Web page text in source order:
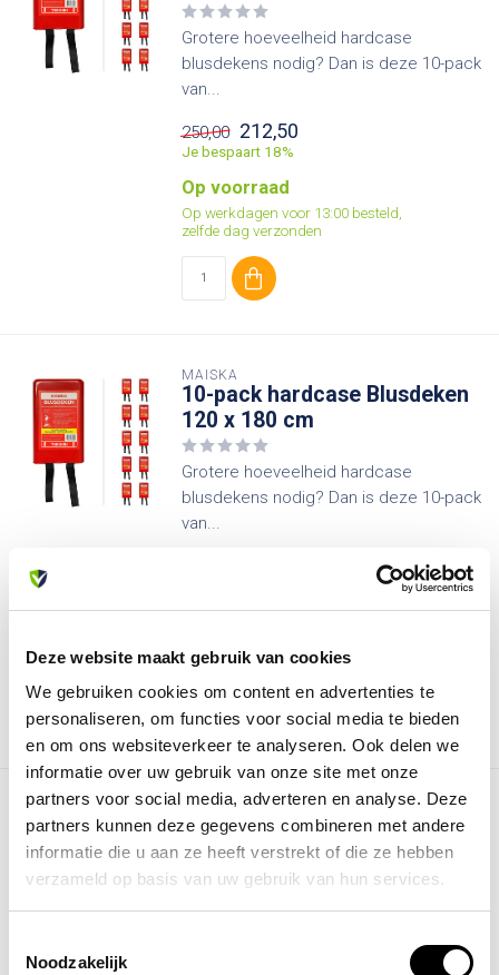
Deze website maakt gebruik van cookies
We gebruiken cookies om content en advertenties te
personaliseren, om functies voor social media te bieden
en om ons websiteverkeer te analyseren. Ook delen we
informatie over uw gebruik van onze site met onze
partners voor social media, adverteren en analyse. Deze
partners kunnen deze gegevens combineren met andere
informatie die u aan ze heeft verstrekt of die ze hebben
verzameld op basis van uw gebruik van hun services.
Noodzakelijk
Grotere hoeveelheid hardcase
blusdekens nodig? Dan is deze 10-pack
van...
250,00 212,50
Je bespaart 18%
Op voorraad
Op werkdagen voor 13:00 besteld,
zelfde dag verzonden
MAISKA
10-pack hardcase Blusdeken
120 x 180 cm
Grotere hoeveelheid hardcase
blusdekens nodig? Dan is deze 10-pack
van...
zelfde dag verzonden
MAISKA
10-pack hardcase Blusdeken
120 x120 cm
Grotere hoeveelheid hardcase